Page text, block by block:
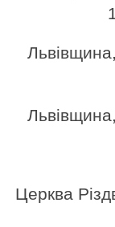
Церква